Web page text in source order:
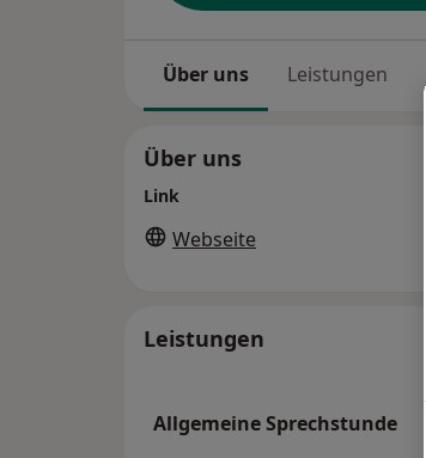
Über uns Leistungen
Über uns
Link
Webseite
Leistungen
Allgemeine Sprechstunde